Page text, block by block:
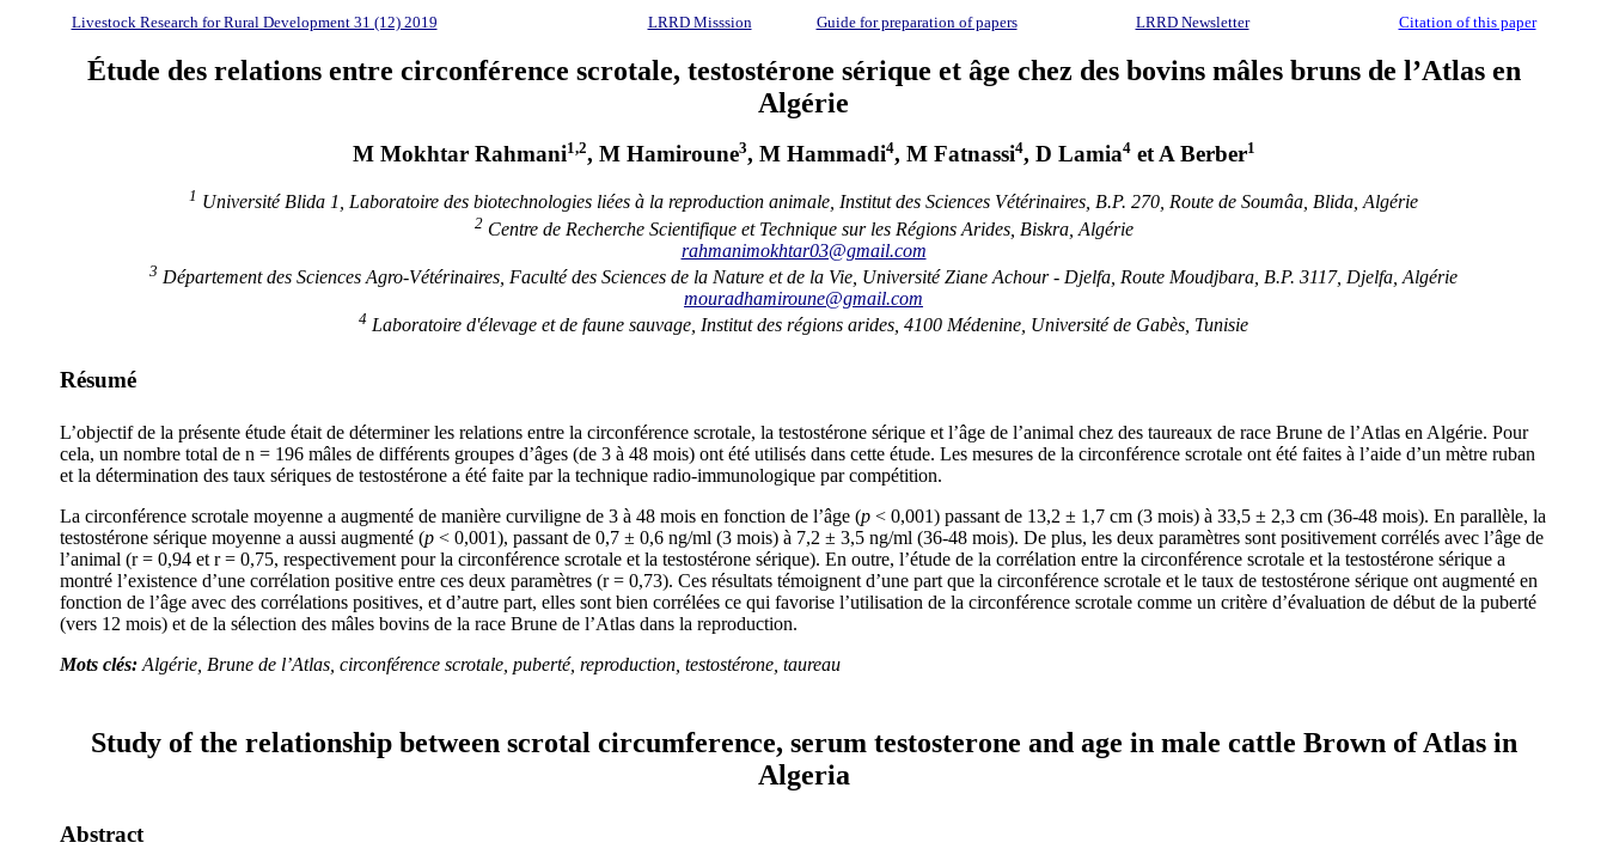
Livestock Research for Rural Development 31 (12) 2019 LRRD Misssion Guide for preparation of papers LRRD Newsletter Citation of this paper
Étude des relations entre circonférence scrotale, testostérone sérique et âge chez des bovins mâles bruns de l’Atlas en
Algérie
M Mokhtar Rahmani1,2, M Hamiroune3, M Hammadi4, M Fatnassi4, D Lamia4et A Berber1
1 Université Blida 1, Laboratoire des biotechnologies liées à la reproduction animale, Institut des Sciences Vétérinaires, B.P. 270, Route de Soumâa, Blida, Algérie
2 Centre de Recherche Scientifique et Technique sur les Régions Arides, Biskra, Algérie
rahmanimokhtar03@gmail.com
3 Département des Sciences Agro-Vétérinaires, Faculté des Sciences de la Nature et de la Vie, Université Ziane Achour - Djelfa, Route Moudjbara, B.P. 3117, Djelfa, Algérie
mouradhamiroune@gmail.com
4 Laboratoire d'élevage et de faune sauvage, Institut des régions arides, 4100 Médenine, Université de Gabès, Tunisie
Résumé
L’objectif de la présente étude était de déterminer les relations entre la circonférence scrotale, la testostérone sérique et l’âge de l’animal chez des taureaux de race Brune de l’Atlas en Algérie. Pour
cela, un nombre total de n = 196 mâles de différents groupes d’âges (de 3 à 48 mois) ont été utilisés dans cette étude. Les mesures de la circonférence scrotale ont été faites à l’aide d’un mètre ruban
et la détermination des taux sériques de testostérone a été faite par la technique radio-immunologique par compétition.
La circonférence scrotale moyenne a augmenté de manière curviligne de 3 à 48 mois en fonction de l’âge (p ˂ 0,001) passant de 13,2 ± 1,7 cm (3 mois) à 33,5 ± 2,3 cm (36-48 mois). En parallèle, la
testostérone sérique moyenne a aussi augmenté (p ˂ 0,001), passant de 0,7 ± 0,6 ng/ml (3 mois) à 7,2 ± 3,5 ng/ml (36-48 mois). De plus, les deux paramètres sont positivement corrélés avec l’âge de
l’animal (r = 0,94 et r = 0,75, respectivement pour la circonférence scrotale et la testostérone sérique). En outre, l’étude de la corrélation entre la circonférence scrotale et la testostérone sérique a
montré l’existence d’une corrélation positive entre ces deux paramètres (r = 0,73). Ces résultats témoignent d’une part que la circonférence scrotale et le taux de testostérone sérique ont augmenté en
fonction de l’âge avec des corrélations positives, et d’autre part, elles sont bien corrélées ce qui favorise l’utilisation de la circonférence scrotale comme un critère d’évaluation de début de la puberté
(vers 12 mois) et de la sélection des mâles bovins de la race Brune de l’Atlas dans la reproduction.
Mots clés: Algérie, Brune de l’Atlas, circonférence scrotale, puberté, reproduction, testostérone, taureau
Study of the relationship between scrotal circumference, serum testosterone and age in male cattle Brown of Atlas in
Algeria
Abstract